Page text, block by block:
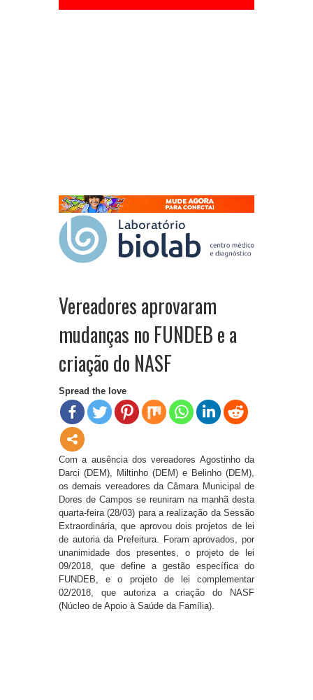
Vereadores aprovaram
mudanças no FUNDEB e a
criação do NASF
Spread the love
Com a ausência dos vereadores Agostinho da
Darci (DEM), Miltinho (DEM) e Belinho (DEM),
os demais vereadores da Câmara Municipal de
Dores de Campos se reuniram na manhã desta
quarta-feira (28/03) para a realização da Sessão
Extraordinária, que aprovou dois projetos de lei
de autoria da Prefeitura. Foram aprovados, por
unanimidade dos presentes, o projeto de lei
09/2018, que define a gestão específica do
FUNDEB, e o projeto de lei complementar
02/2018, que autoriza a criação do NASF
(Núcleo de Apoio à Saúde da Família).